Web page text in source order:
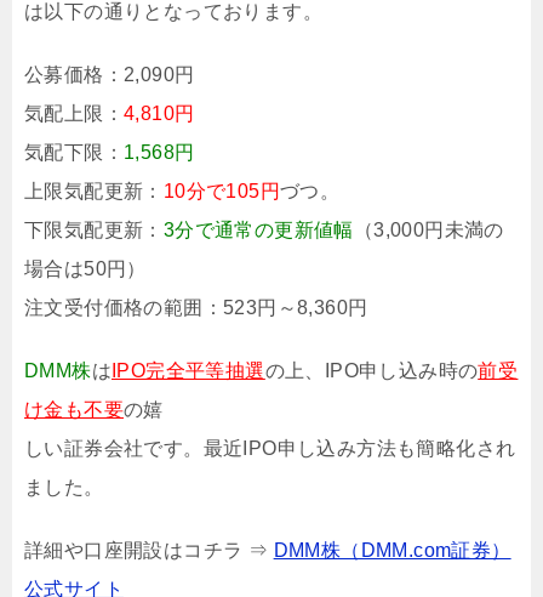
は以下の通りとなっております。
公募価格： 2,090円
気配上限： 4,810円
気配下限： 1,568円
上限気配更新： 10分で105円づつ。
下限気配更新： 3分で通常の更新値幅
（3,000円未満の
場合は50円）
注文受付価格の範囲：523円～8,360円
DMM株は IPO完全平等抽選の上、IPO申し込み時の前受
け金も不要の嬉
しい証券会社です。最近IPO申し込み方法も簡略化され
ました。
詳細や口座開設はコチラ ⇒ DMM株（DMM.com証券）
公式サイト